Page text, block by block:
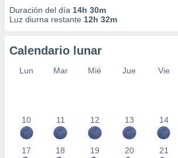
Duración del día 14h 30m
Luz diurna restante 12h 32m
Calendario lunar
Lun Mar Mié Jue Vie
10 11 12 13 14
17 18 19 20 21